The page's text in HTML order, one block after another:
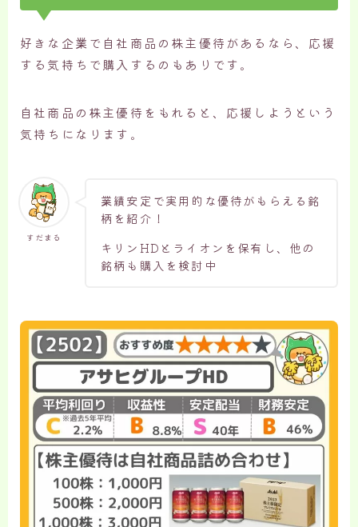
好きな企業で自社商品の株主優待があるなら、応援
する気持ちで購入するのもありです。
自社商品の株主優待をもれると、応援しようという
気持ちになります。
すだまる
業績安定で実用的な優待がもらえる銘
柄を紹介！
キリンHDとライオンを保有し、他の
銘柄も購入を検討中